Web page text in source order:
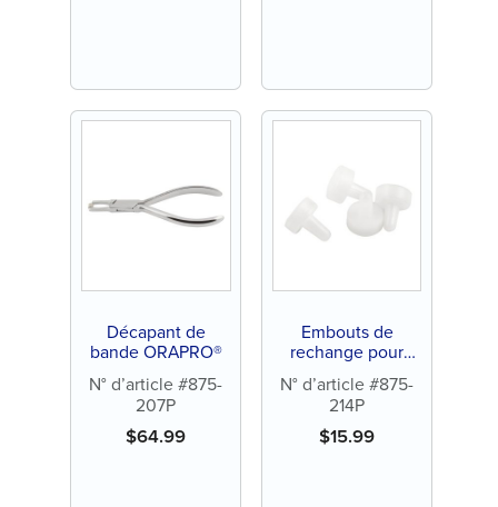
Décapant de
bande ORAPRO®
N° d’article #875-
207P
$64.99
Embouts de
rechange pour
bande ORAPRO®
(4/paquet)
N° d’article #875-
214P
$15.99